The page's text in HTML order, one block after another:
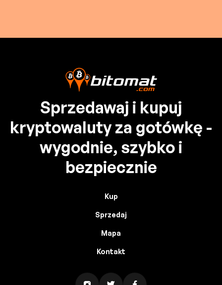
Sprzedawaj i kupuj
kryptowaluty za gotówkę -
wygodnie, szybko i
bezpiecznie
Kup
Sprzedaj
Mapa
Kontakt